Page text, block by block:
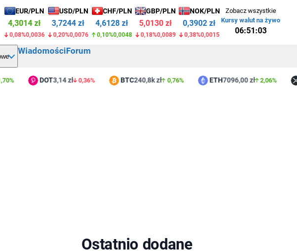
EUR/PLN
4,3014 zł
0,08%0,0036
USD/PLN
3,7244 zł
0,20%0,0076
CHF/PLN
4,6128 zł
0,10%0,0048
GBP/PLN
5,0130 zł
0,18%0,0089
NOK/PLN
0,3902 zł
0,38%0,0015
Zobacz wszystkie
Kursy walut na żywo
06:51:03
WiadomościForum
DOT3,14 zł 0,36% BTC240,8k zł 0,76% ETH7096,00 zł 2,06%
Ostatnio dodane